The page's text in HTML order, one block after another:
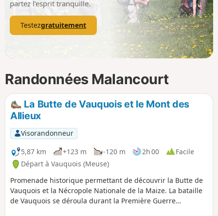
partez l’esprit tranquille.
Testezgratuitement
Randonnées Malancourt
La Butte de Vauquois et le Mont des
Allieux
Visorandonneur
5,87 km
+123 m -120 m 2h 00
Facile
Départ à Vauquois (Meuse)
Promenade historique permettant de découvrir la Butte de
Vauquois et la Nécropole Nationale de la Maize. La bataille
de Vauquois se déroula durant la Première Guerre